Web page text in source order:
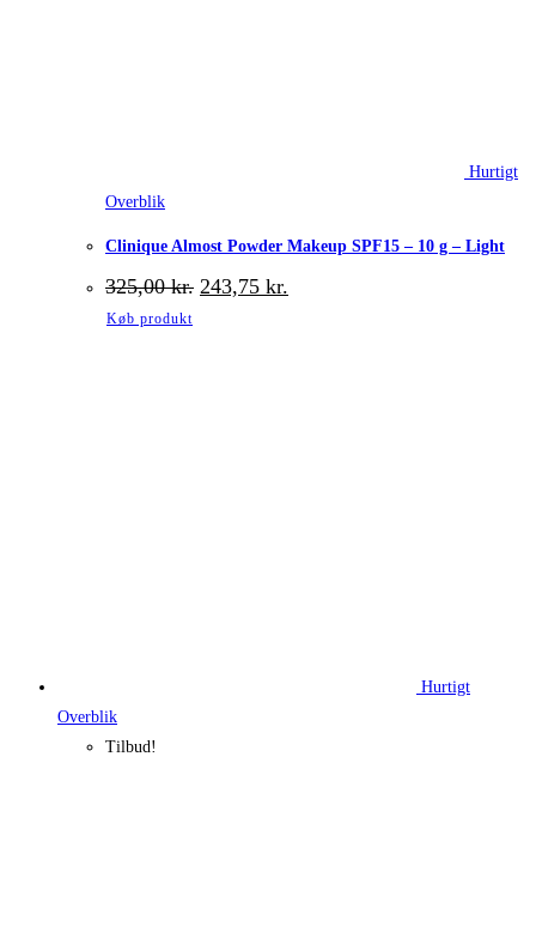
Hurtigt
Overblik
Clinique Almost Powder Makeup SPF15 – 10 g – Light
325,00kr. Den
oprindelige
243,75 kr.
aktuelle
Køb produkt
Hurtigt
Overblik
Tilbud!